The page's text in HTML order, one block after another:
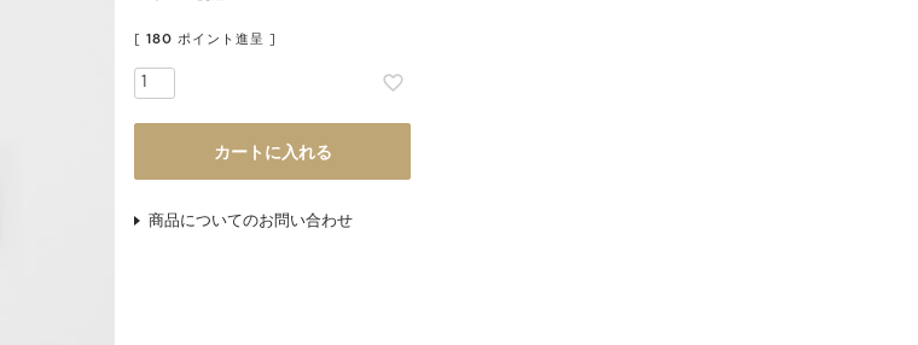
[ 180 ポイント進呈 ]
カートに入れる
商品についてのお問い合わせ